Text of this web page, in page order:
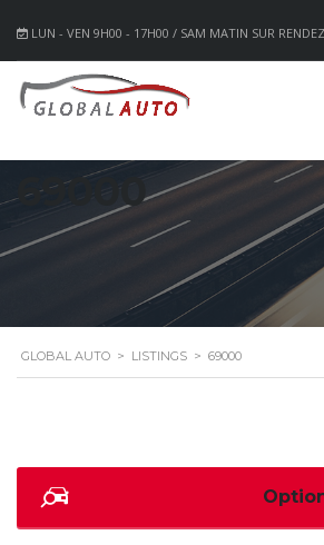
LUN - VEN 9H00 - 17H00 / SAM MATIN SUR
69000
GLOBAL AUTO > LISTINGS > 69000